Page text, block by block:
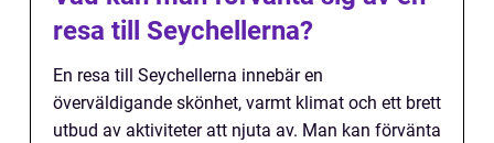
resa till Seychellerna?
En resa till Seychellerna innebär en
överväldigande skönhet, varmt klimat och ett brett
utbud av aktiviteter att njuta av. Man kan förvänta